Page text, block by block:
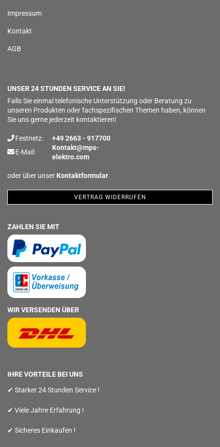
Impressum
Kontakt
AGB
UNSER 24 STUNDEN SERVICE AN SIE!
Falls Sie einmal telefonische Unterstützung oder Beratung zu
unseren Produkten oder fachspezifischen Themen haben, können
Sie uns gerne jederzeit kontaktieren!
Festnetz:
+49 2663 - 917700
E-Mail:
Kontakt@mps-
elektro.com
oder über unser Kontaktformular
VERTRAG WIDERRUFEN
ZAHLEN SIE MIT
WIR VERSENDEN ÜBER
IHRE VORTEILE BEI UNS
✔ Starker 24 Stunden Service !
✔ Viele Jahre Erfahrung !
✔ Sicheres Einkaufen !